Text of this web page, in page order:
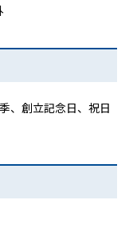
、創立記念日、祝日